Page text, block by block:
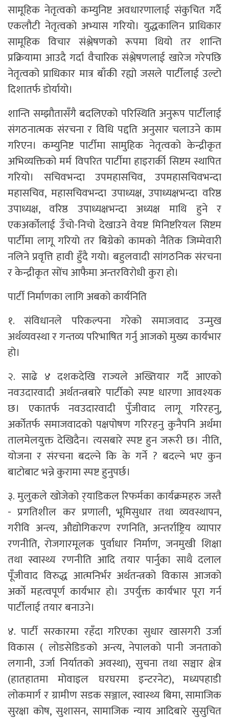
सामूहिक नेतृत्वको कम्युनिष्ट अवधारणालाई संकुचित गर्दै
एकलौटी नेतृत्वको अभ्यास गरियो। युद्धकालिन प्राधिकार
सामूहिक विचार संश्लेषणको रूपमा थियो तर शान्ति
प्रक्रियामा आउदै गर्दा वैचारिक संश्लेषणलाई खारेज गरेपछि
नेतृत्वको प्राधिकार मात्र बाँकी रह्यो जसले पार्टीलाई उल्टो
दिशातर्फ डोर्यायो।
शान्ति सम्झौतासँगै बदलिएको परिस्थिति अनुरूप पार्टीलाई
संगठनात्मक संरचना र विधि पद्दति अनुसार चलाउने काम
गरिएन। कम्युनिष्ट पार्टीमा सामुहिक नेतृत्वको केन्द्रीकृत
अभिव्यक्तिको मर्म विपरित पार्टीमा हाइरार्की सिष्टम स्थापित
गरियो। सचिवभन्दा उपमहासचिव, उपमहासचिवभन्दा
महासचिव, महासचिवभन्दा उपाध्यक्ष, उपाध्यक्षभन्दा वरिष्ठ
उपाध्यक्ष, वरिष्ठ उपाध्यक्षभन्दा अध्यक्ष माथि हुने र
एकअर्कोलाई उँचो-निचो देखाउने वेयष्ट मिनिष्टरियल सिष्टम
पार्टीमा लागू गरियो तर बिग्रेको कामको नैतिक जिम्मेवारी
नलिने प्रवृत्ति हावी हुँदै गयो। बहुलवादी सांगठनिक संरचना
र केन्द्रीकृत सोंच आफैमा अन्तरविरोधी कुरा हो।
पार्टी निर्माणका लागि अबको कार्यनिति
१. संविधानले परिकल्पना गरेको समाजवाद उन्मुख
अर्थव्यवस्था र गन्तव्य परिभाषित गर्नु आजको मुख्य कार्यभार
हो।
२. साढे ४ दशकदेखि राज्यले अख्तियार गर्दै आएको
नवउदारवादी अर्थतन्त्रबारे पार्टीको स्पष्ट धारणा आवश्यक
छ। एकातर्फ नवउदारवादी पुँजीवाद लागू गरिरहनु,
अर्कोतर्फ समाजवादको पक्षपोषण गरिरहनु कुनैपनि अर्थमा
तालमेलयुक्त देखिदैन। त्यसबारे स्पष्ट हुन जरूरी छ। नीति,
योजना र संरचना बदल्ने कि के गर्ने ? बदल्ने भए कुन
बाटोबाट भन्ने कुरामा स्पष्ट हुनुपर्छ।
३. मुलुकले खोजेको र्‌याडिकल रिफर्मका कार्यक्रमहरु जस्तै
- प्रगतिशील कर प्रणाली, भूमिसुधार तथा व्यवस्थापन,
गरीवि अन्त्य, औद्योगिकरण रणनिति, अन्तर्राष्ट्रिय व्यापार
रणनीति, रोजगारमूलक पुर्वाधार निर्माण, जनमुखी शिक्षा
तथा स्वास्थ्य रणनीति आदि तयार पार्नुका साथै दलाल
पूँजीवाद विरुद्ध आत्मनिर्भर अर्थतन्त्रको विकास आजको
अर्को महत्वपूर्ण कार्यभार हो। उपर्युक्त कार्यभार पूरा गर्न
पार्टीलाई तयार बनाउने।
४. पार्टी सरकारमा रहँदा गरिएका सुधार खासगरी उर्जा
विकास ( लोडसेडिङको अन्त्य, नेपालको पानी जनताको
लगानी, उर्जा निर्यातको अवस्था), सुचना तथा सञ्चार क्षेत्र
(हातहातमा मोवाइल घरघरमा इन्टरनेट), मध्यपहाडी
लोकमार्ग र ग्रामीण सडक सञ्जाल, स्वास्थ्य बिमा, सामाजिक
सुरक्षा कोष, सुशासन, सामाजिक न्याय आदिबारे सुसुचित